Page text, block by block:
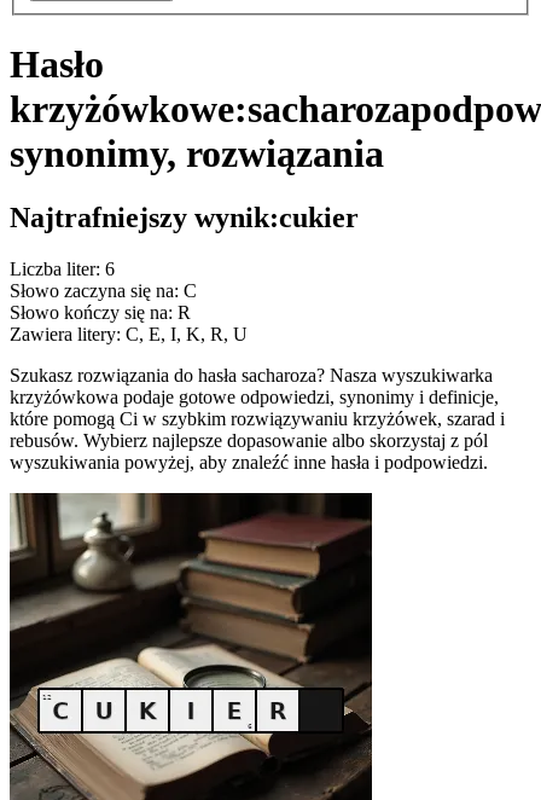
Hasło
krzyżówkowe:sacharoza
synonimy, rozwiązania
Najtrafniejszy wynik:cukier
Liczba liter: 6
Słowo zaczyna się na: C
Słowo kończy się na: R
Zawiera litery: C, E, I, K, R, U
Szukasz rozwiązania do hasła sacharoza? Nasza wyszukiwarka
krzyżówkowa podaje gotowe odpowiedzi, synonimy i definicje,
które pomogą Ci w szybkim rozwiązywaniu krzyżówek, szarad i
rebusów. Wybierz najlepsze dopasowanie albo skorzystaj z pól
wyszukiwania powyżej, aby znaleźć inne hasła i podpowiedzi.